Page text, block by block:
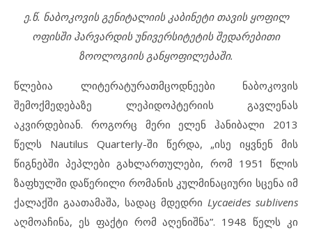
ე.წ. ნაბოკოვის გენიტალიის კაბინეტი თავის ყოფილ
ოფისში ჰარვარდის უნივერსიტეტის შედარებითი
ზოოლოგიის განყოფილებაში.
წლებია ლიტერატურათმცოდნეები ნაბოკოვის
შემოქმედებაზე ლეპიდოპტერიის გავლენას
აკვირდებიან. როგორც მერი ელენ ჰანიბალი 2013
წელს Nautilus Quarterly-ში წერდა, „ისე იყვნენ მის
წიგნებში პეპლები გახლართულები, რომ 1951 წლის
ზაფხულში დაწერილი რომანის კულმინაციური სცენა იმ
ქალაქში გაათამაშა, სადაც მდედრი Lycaeides sublivens
აღმოაჩინა, ეს ფაქტი რომ აღენიშნა”. 1948 წელს კი